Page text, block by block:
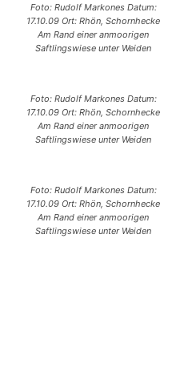
Foto: Rudolf Markones Datum:
17.10.09 Ort: Rhön, Schornhecke
Am Rand einer anmoorigen
Saftlingswiese unter Weiden
Foto: Rudolf Markones Datum:
17.10.09 Ort: Rhön, Schornhecke
Am Rand einer anmoorigen
Saftlingswiese unter Weiden
Foto: Rudolf Markones Datum:
17.10.09 Ort: Rhön, Schornhecke
Am Rand einer anmoorigen
Saftlingswiese unter Weiden